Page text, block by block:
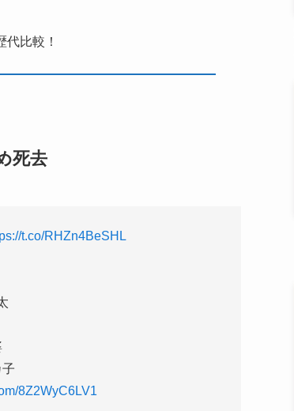
比較！
死去
t.co/RHZn4BeSHL
8Z2WyC6LV1